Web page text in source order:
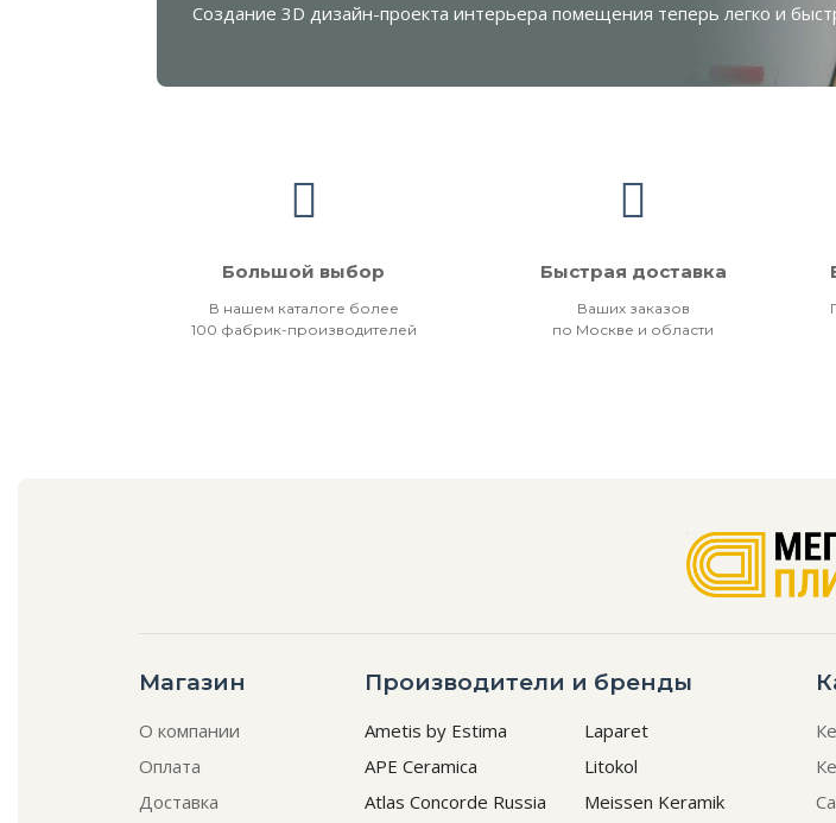
Создание 3D дизайн-проекта интерьера помещения теперь легко и
Большой выбор
В нашем каталоге более
100 фабрик-производителей
Быстрая доставка
Ваших заказов
по Москве и области
Магазин
О компании
Оплата
Доставка
Производители и бренды
Ametis by Estima
APE Ceramica
Atlas Concorde Russia
Laparet
Litokol
Meissen Keramik